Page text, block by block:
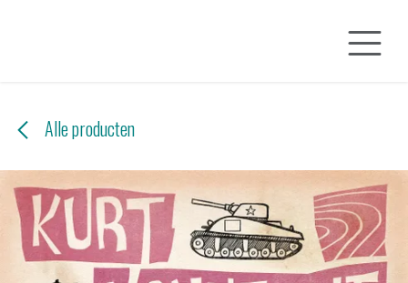
Alle producten